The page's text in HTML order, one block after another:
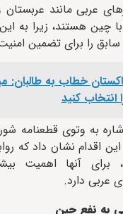
عربی مانند عربستان
چین هستند، زیرا به
را برای تضمین امنیت
خطاب به طالبان:
کنید
به وتوی قطعنامه
اقدام نشان داد که
برای آنها اهمیت
عربی دارد.
به نفع چین